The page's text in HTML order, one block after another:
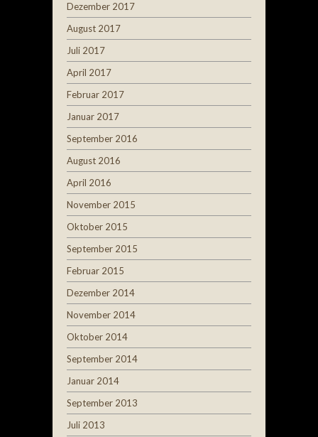
Dezember 2017
August 2017
Juli 2017
April 2017
Februar 2017
Januar 2017
September 2016
August 2016
April 2016
November 2015
Oktober 2015
September 2015
Februar 2015
Dezember 2014
November 2014
Oktober 2014
September 2014
Januar 2014
September 2013
Juli 2013